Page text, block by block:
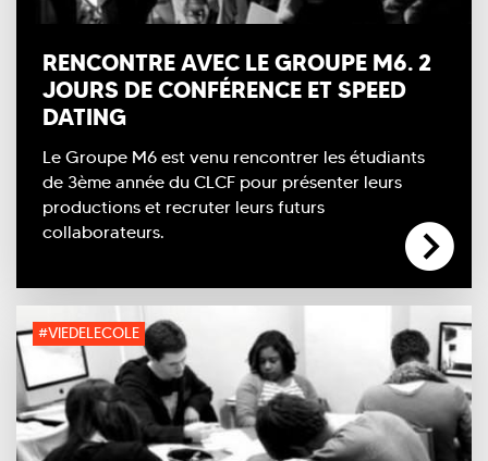
RENCONTRE AVEC LE GROUPE M6. 2
JOURS DE CONFÉRENCE ET SPEED
DATING
Le Groupe M6 est venu rencontrer les étudiants
de 3ème année du CLCF pour présenter leurs
productions et recruter leurs futurs
collaborateurs.
#VIEDELECOLE